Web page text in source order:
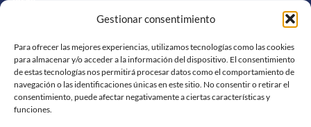
Gestionar consentimiento
Para ofrecer las mejores experiencias, utilizamos tecnologías como las cookies
para almacenar y/o acceder a la información del dispositivo. El consentimiento
de estas tecnologías nos permitirá procesar datos como el comportamiento de
navegación o las identificaciones únicas en este sitio. No consentir o retirar el
consentimiento, puede afectar negativamente a ciertas características y
funciones.
Logali Consultoría
Logali Ingeniería